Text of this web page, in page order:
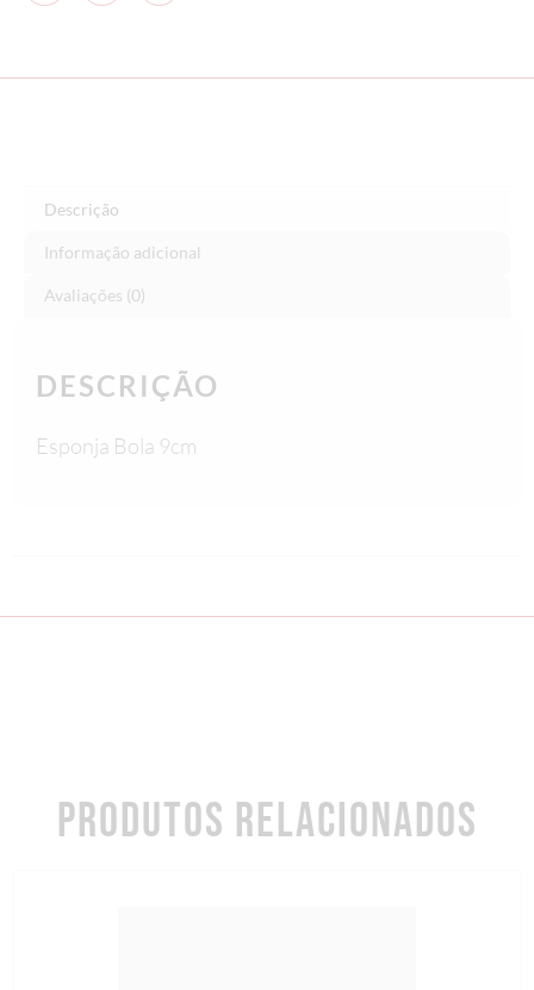
Descrição
Informação adicional
Avaliações (0)
DESCRIÇÃO
Esponja Bola 9cm
PRODUTOS RELACIONADOS